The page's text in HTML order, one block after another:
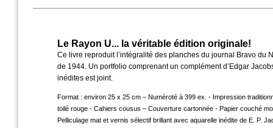
Le Rayon U... la véritable édition originale!
Ce livre reproduit l’intégralité des planches du journal Bravo du
de 1944. Un portfolio comprenant un complément d’Edgar
inédites est joint.
Format : environ 25 x 25 cm – Numéroté à 399 ex. - Impression
toilé rouge - Cahiers cousus – Couverture cartonnée - Papier couché
Pelliculage mat et vernis sélectif brillant avec aquarelle inédite de E. P.